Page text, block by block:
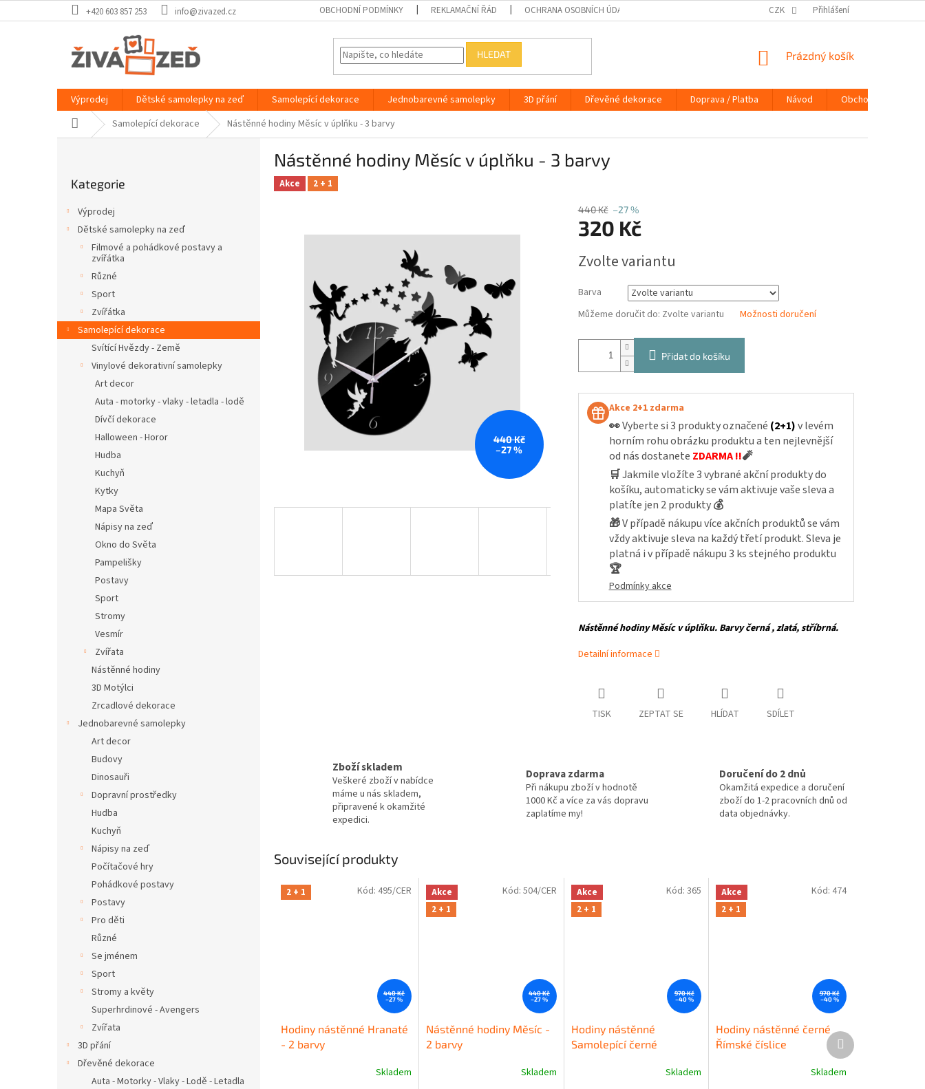
na
+420 603 857 253 info@zivazed.cz OBCHODNÍ PODMÍNKY REKLAMAČNÍ ŘÁD OCHRANA OSOBNÍCH ÚDAJŮ NÁVOD KONTAKTY
CZK Přihlášení
HLEDAT
NÁKUPNÍ
Prázdný košík
Výprodej Dětské samolepky na zeď Samolepící dekorace Jednobarevné samolepky 3D přání Dřevěné dekorace Doprava / Platba Návod
Obchodní podmínky
Domů Samolepící dekorace Nástěnné hodiny Měsíc v úplňku - 3 barvy
e
l
kategorie
Kategorie
Výprodej
Dětské samolepky na zeď
Filmové a pohádkové postavy a
zvířátka
Různé
Sport
Zvířátka
Samolepící dekorace
Svítící Hvězdy - Země
Vinylové dekorativní samolepky
Art decor
Auta - motorky - vlaky - letadla - lodě
Dívčí dekorace
Halloween - Horor
Hudba
Kuchyň
Kytky
Mapa Světa
Nápisy na zeď
Okno do Světa
Pampelišky
Postavy
Sport
Stromy
Vesmír
Zvířata
Nástěnné hodiny
3D Motýlci
Zrcadlové dekorace
Jednobarevné samolepky
Art decor
Budovy
Dinosauři
Dopravní prostředky
Hudba
Kuchyň
Nápisy na zeď
Počítačové hry
Pohádkové postavy
Postavy
Pro děti
Různé
Se jménem
Sport
Stromy a květy
Superhrdinové - Avengers
Zvířata
3D přání
Dřevěné dekorace
Auta - Motorky - Vlaky - Lodě - Letadla
Nástěnné hodiny Měsíc v úplňku - 3 barvy
Akce 2 + 1
440 Kč
–27 %
440 Kč –27 %
320 Kč
cena:
Zvolte variantu
Barva
Můžeme doručit do: Zvolte variantu Možnosti doručení
Přidat do košíku
Akce 2+1 zdarma
👀Vyberte si 3 produkty označené (2+1)v levém
horním rohu obrázku produktu a ten nejlevnější
od nás dostanete ZDARMA !!🧨
🛒Jakmile vložíte 3 vybrané akční produkty do
košíku, automaticky se vám aktivuje vaše sleva a
platíte jen 2 produkty💰
🎁V případě nákupu více akčních produktů se vám
vždy aktivuje sleva na každý třetí produkt. Sleva je
platná i v případě nákupu 3 ks stejného produktu
🏆
Podmínky akce
Nástěnné hodiny Měsíc v úplňku. Barvy černá , zlatá, stříbrná.
Detailní informace
TISK ZEPTAT SE HLÍDAT SDÍLET
Zboží skladem
Veškeré zboží v nabídce
máme u nás skladem,
připravené k okamžité
expedici.
Doprava zdarma
Při nákupu zboží v hodnotě
1000 Kč a více za vás dopravu
zaplatíme my!
Doručení do 2 dnů
Okamžitá expedice a doručení
zboží do 1-2 pracovních dnů od
data objednávky.
Související produkty
2 + 1
440 Kč
–27 %
Hodiny nástěnné Hranaté
- 2 barvy
Skladem
Kód: 495/CER
Akce
2 + 1
440 Kč
–27 %
Nástěnné hodiny Měsíc -
2 barvy
Skladem
Kód: 504/CER
Akce
2 + 1
970 Kč
–40 %
Hodiny nástěnné
Samolepící černé
Skladem
Kód:365
Akce
2 + 1
970 Kč
–40 %
Hodiny nástěnné černé
Římské číslice
Skladem
Kód: 474
Další
produkt